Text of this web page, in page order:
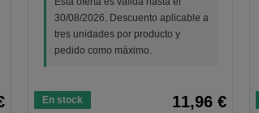
30/08/2026. Descuento aplicable a
tres unidades por producto y
pedido como máximo.
En stock 11,96 €